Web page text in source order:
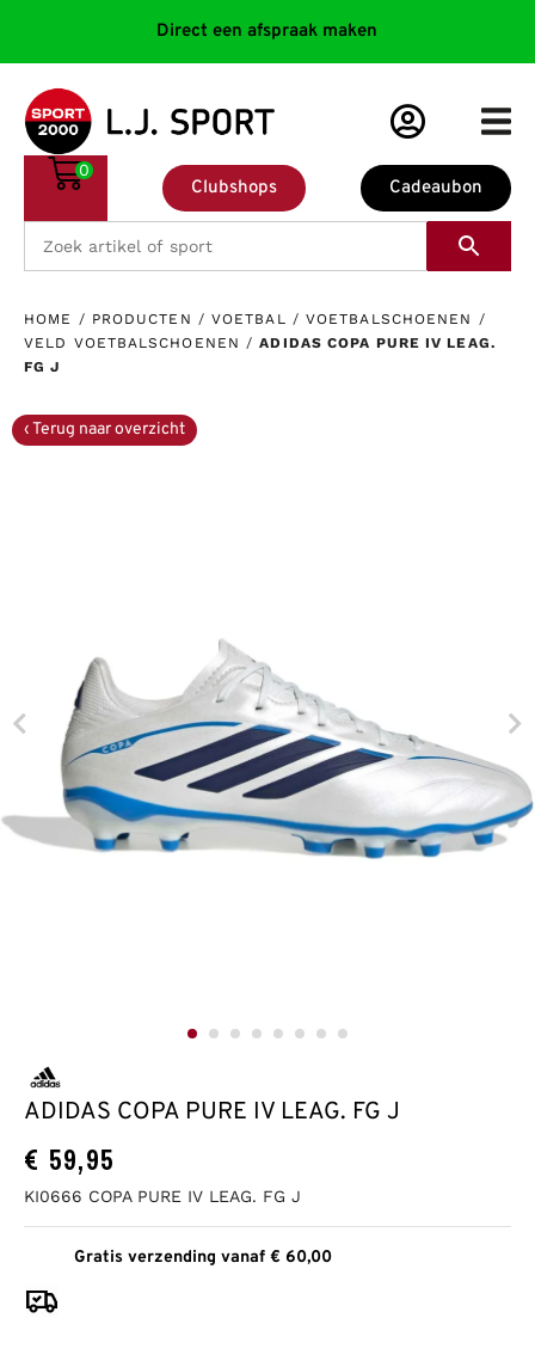
Direct een afspraak maken
Cadeaubon
Clubshops
0
HOME / PRODUCTEN / VOETBAL / VOETBALSCHOENEN /
VELD VOETBALSCHOENEN /ADIDAS COPA PURE IV LEAG.
FG J
ADIDAS COPA PURE IV LEAG. FG J
€ 59,95
KI0666 COPA PURE IV LEAG. FG J
Gratis verzending vanaf € 60,00